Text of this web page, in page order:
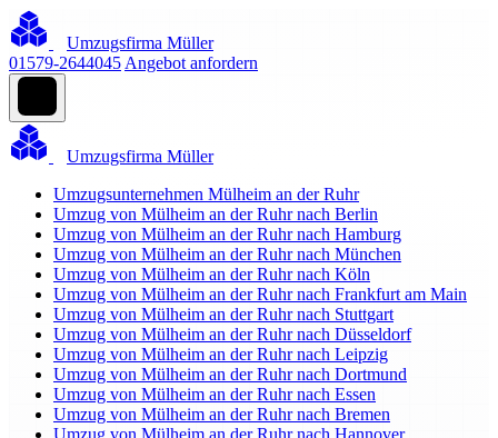
Umzugsfirma Müller
01579-2644045 Angebot anfordern
Umzugsfirma Müller
Umzugsunternehmen Mülheim an der Ruhr
Umzug von Mülheim an der Ruhr nach Berlin
Umzug von Mülheim an der Ruhr nach Hamburg
Umzug von Mülheim an der Ruhr nach München
Umzug von Mülheim an der Ruhr nach Köln
Umzug von Mülheim an der Ruhr nach Frankfurt am Main
Umzug von Mülheim an der Ruhr nach Stuttgart
Umzug von Mülheim an der Ruhr nach Düsseldorf
Umzug von Mülheim an der Ruhr nach Leipzig
Umzug von Mülheim an der Ruhr nach Dortmund
Umzug von Mülheim an der Ruhr nach Essen
Umzug von Mülheim an der Ruhr nach Bremen
Umzug von Mülheim an der Ruhr nach Hannover